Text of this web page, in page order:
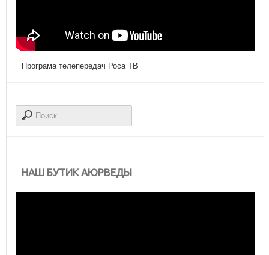
Програма телепередач Роса ТВ
НАШ БУТИК АЮРВЕДЫ